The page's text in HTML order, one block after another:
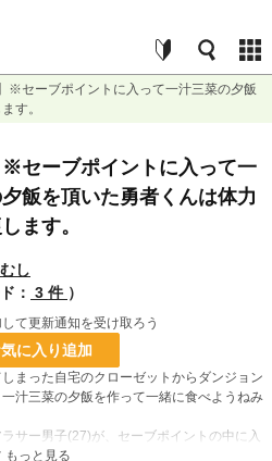
※セーブポイントに入って一汁三菜の夕飯
す。
セーブポイントに入って一
飯を頂いた勇者くんは体力
ます。
し
： 3 件 ）
て更新通知を受け取ろう
に入り追加
まった自宅のクローゼットからダンジョン
汁三菜の夕飯を作って一緒に食べようねみ
サー男子(27)が、セーブポイントの中に入
ん(19)を餌付けしてそれを肴に旨い酒を飲